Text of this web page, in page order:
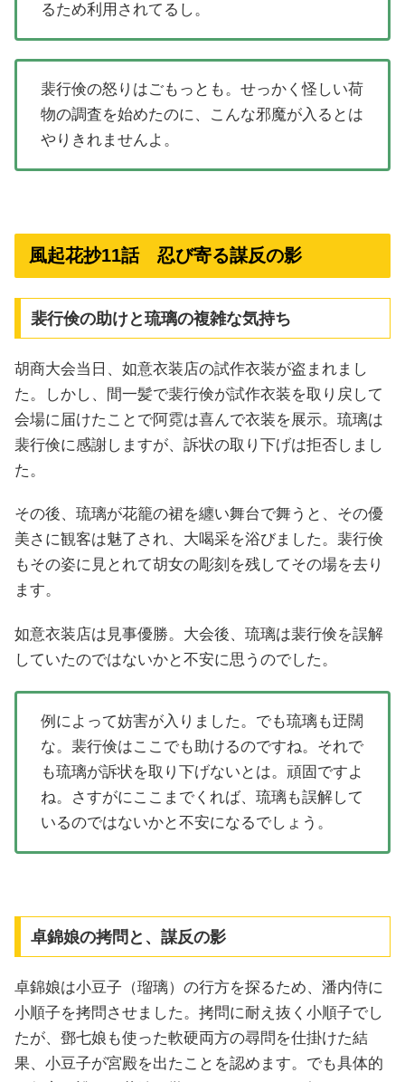
るため利用されてるし。
裴行倹の怒りはごもっとも。せっかく怪しい荷
物の調査を始めたのに、こんな邪魔が入るとは
やりきれませんよ。
風起花抄11話 忍び寄る謀反の影
裴行倹の助けと琉璃の複雑な気持ち
胡商大会当日、如意衣装店の試作衣装が盗まれまし
た。しかし、間一髪で裴行倹が試作衣装を取り戻して
会場に届けたことで阿霓は喜んで衣装を展示。琉璃は
裴行倹に感謝しますが、訴状の取り下げは拒否しまし
た。
その後、琉璃が花籠の裙を纏い舞台で舞うと、その優
美さに観客は魅了され、大喝采を浴びました。裴行倹
もその姿に見とれて胡女の彫刻を残してその場を去り
ます。
如意衣装店は見事優勝。大会後、琉璃は裴行倹を誤解
していたのではないかと不安に思うのでした。
例によって妨害が入りました。でも琉璃も迂闊
な。裴行倹はここでも助けるのですね。それで
も琉璃が訴状を取り下げないとは。頑固ですよ
ね。さすがにここまでくれば、琉璃も誤解して
いるのではないかと不安になるでしょう。
卓錦娘の拷問と、謀反の影
卓錦娘は小豆子（瑠璃）の行方を探るため、潘内侍に
小順子を拷問させました。拷問に耐え抜く小順子でし
たが、鄧七娘も使った軟硬両方の尋問を仕掛けた結
果、小豆子が宮殿を出たことを認めます。でも具体的